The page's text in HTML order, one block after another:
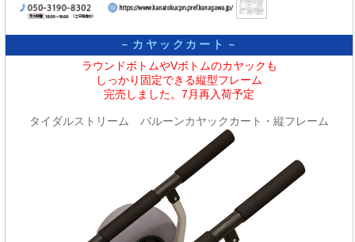
－カヤックカート－
ラウンドボトムやVボトムのカヤックも
しっかり固定できる縦型フレーム
完売しました。7月再入荷予定
タイダルストリーム バルーンカヤックカート・縦フレーム